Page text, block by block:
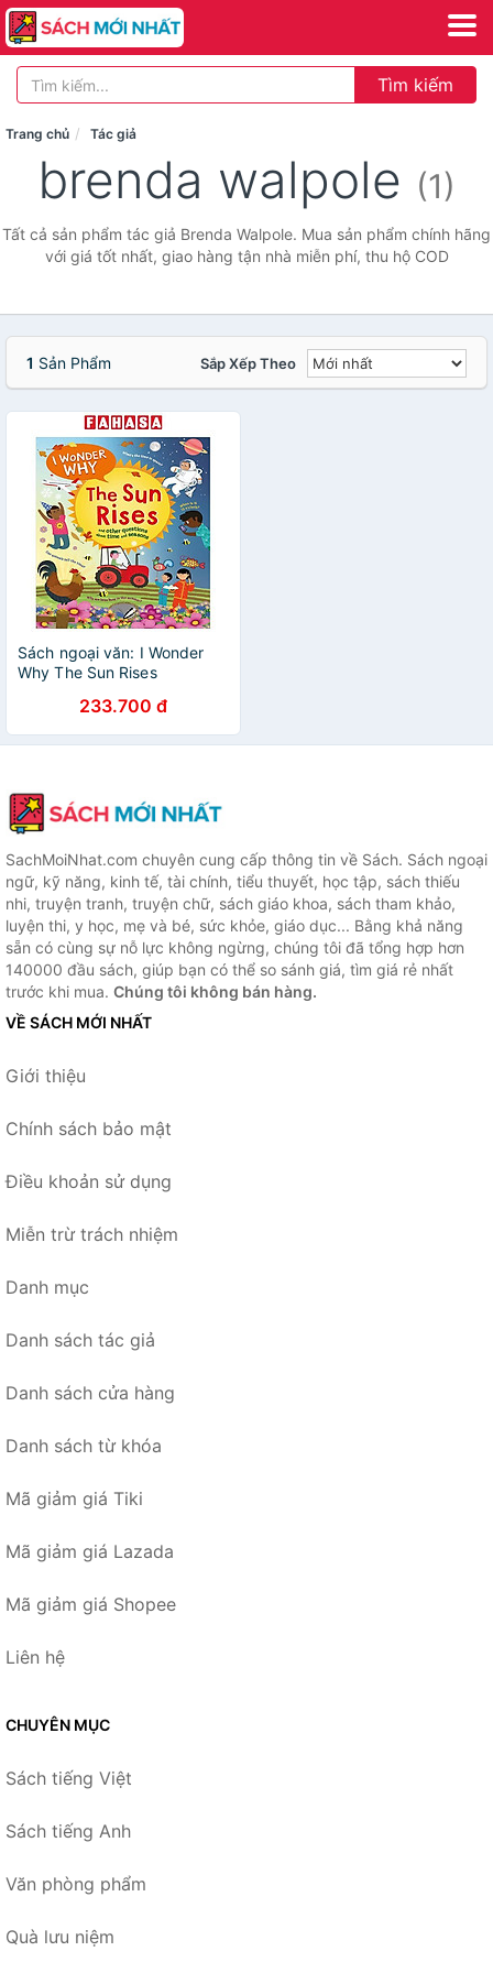
Tìm kiếm
Trang chủ Tác giả
brenda walpole (1)
Tất cả sản phẩm tác giả Brenda Walpole. Mua sản phẩm chính hãng
với giá tốt nhất, giao hàng tận nhà miễn phí, thu hộ COD
1 Sản Phẩm Sắp Xếp Theo
Sách ngoại văn: I Wonder
Why The Sun Rises
233.700 đ
SachMoiNhat.com chuyên cung cấp thông tin về Sách. Sách ngoại
ngữ, kỹ năng, kinh tế, tài chính, tiểu thuyết, học tập, sách thiếu
nhi, truyện tranh, truyện chữ, sách giáo khoa, sách tham khảo,
luyện thi, y học, mẹ và bé, sức khỏe, giáo dục... Bằng khả năng
sẵn có cùng sự nỗ lực không ngừng, chúng tôi đã tổng hợp hơn
140000 đầu sách, giúp bạn có thể so sánh giá, tìm giá rẻ nhất
trước khi mua. Chúng tôi không bán hàng.
VỀ SÁCH MỚI NHẤT
Giới thiệu
Chính sách bảo mật
Điều khoản sử dụng
Miễn trừ trách nhiệm
Danh mục
Danh sách tác giả
Danh sách cửa hàng
Danh sách từ khóa
Mã giảm giá Tiki
Mã giảm giá Lazada
Mã giảm giá Shopee
Liên hệ
CHUYÊN MỤC
Sách tiếng Việt
Sách tiếng Anh
Văn phòng phẩm
Quà lưu niệm